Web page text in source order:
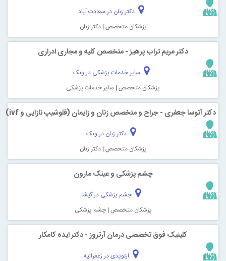
دکتر زنان در سعادت آباد
پزشکان متخصص |دکتر زنان
دکتر مریم تراب پرهیز - متخصص کلیه و مجاری ادراری
سایر خدمات پزشکی در ونک
پزشکان متخصص | سایر خدمات پزشکی
دکتر آتوسا جعفری - جراح و متخصص زنان و زایمان (فلوشیپ نازایی و ivf)
دکتر زنان در ونک
پزشکان متخصص |دکتر زنان
چشم پزشکی و عینک مارون
چشم پزشکی در گیشا
پزشکان متخصص |چشم پزشکی
کلینیک فوق تخصصی درمان آرتروز - دکتر ایده کامکار
ارتوپدی در زعفرانیه